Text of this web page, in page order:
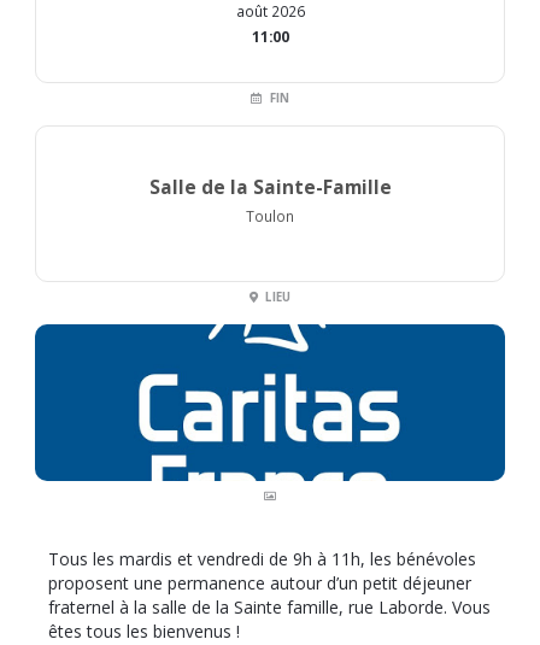
août 2026
11:00
FIN
Salle de la Sainte-Famille
Toulon
LIEU
Tous les mardis et vendredi de 9h à 11h, les bénévoles
proposent une permanence autour d’un petit déjeuner
fraternel à la salle de la Sainte famille, rue Laborde. Vous
êtes tous les bienvenus !